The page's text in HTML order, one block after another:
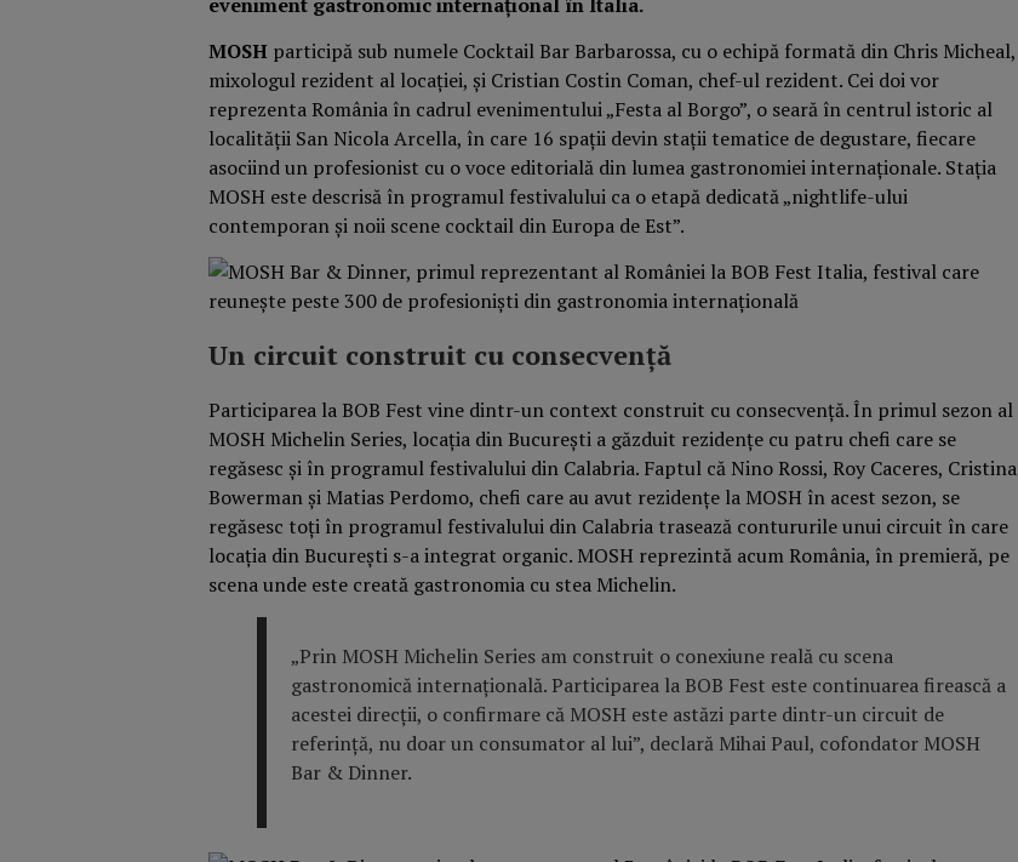
MOSH participă sub numele Cocktail Bar Barbarossa, cu o echipă formată din Chris Micheal,
mixologul rezident al locației, și Cristian Costin Coman, chef-ul rezident. Cei doi vor
reprezenta România în cadrul evenimentului „Festa al Borgo”, o seară în centrul istoric al
localității San Nicola Arcella, în care 16 spații devin stații tematice de degustare, fiecare
asociind un profesionist cu o voce editorială din lumea gastronomiei internaționale. Stația
MOSH este descrisă în programul festivalului ca o etapă dedicată „nightlife-ului
contemporan și noii scene cocktail din Europa de Est”.
Un circuit construit cu consecvență
Participarea la BOB Fest vine dintr-un context construit cu consecvență. În primul sezon al
MOSH Michelin Series, locația din București a găzduit rezidențe cu patru chefi care se
regăsesc și în programul festivalului din Calabria. Faptul că Nino Rossi, Roy Caceres, Cristina
Bowerman și Matias Perdomo, chefi care au avut rezidențe la MOSH în acest sezon, se
regăsesc toți în programul festivalului din Calabria trasează contururile unui circuit în care
locația din București s-a integrat organic. MOSH reprezintă acum România, în premieră, pe
scena unde este creată gastronomia cu stea Michelin.
„Prin MOSH Michelin Series am construit o conexiune reală cu scena
gastronomică internațională. Participarea la BOB Fest este continuarea firească a
acestei direcții, o confirmare că MOSH este astăzi parte dintr-un circuit de
referință, nu doar un consumator al lui”, declară Mihai Paul, cofondator MOSH
Bar & Dinner.